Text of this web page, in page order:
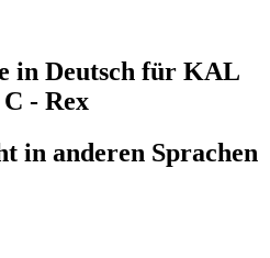
in Deutsch für KAL
- Rex
in anderen Sprachen